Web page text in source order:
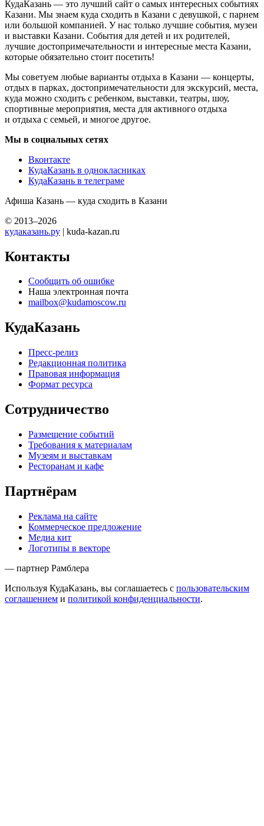
КудаКазань — это лучший сайт о самых интересных событиях
Казани. Мы знаем куда сходить в Казани с девушкой, с парнем
или большой компанией. У нас только лучшие события, музеи
и выставки Казани. События для детей и их родителей,
лучшие достопримечательности и интересные места Казани,
которые обязательно стоит посетить!
Мы советуем любые варианты отдыха в Казани — концерты,
отдых в парках, достопримечательности для экскурсий, места,
куда можно сходить с ребенком, выставки, театры, шоу,
спортивные мероприятия, места для активного отдыха
и отдыха с семьей, и многое другое.
Мы в социальных сетях
Вконтакте
КудаКазань в однокласниках
КудаКазань в телеграме
Афиша Казань — куда сходить в Казани
© 2013–2026
кудаказань.ру | kuda-kazan.ru
Контакты
Сообщить об ошибке
Наша электронная почта
mailbox@kudamoscow.ru
КудаКазань
Пресс-релиз
Редакционная политика
Правовая информация
Формат ресурса
Сотрудничество
Размещение событий
Требования к материалам
Музеям и выставкам
Ресторанам и кафе
Партнёрам
Реклама на сайте
Коммерческое предложение
Медиа кит
Логотипы в векторе
— партнер Рамблера
Используя КудаКазань, вы соглашаетесь с пользовательским
соглашением и политикой конфиденциальности.